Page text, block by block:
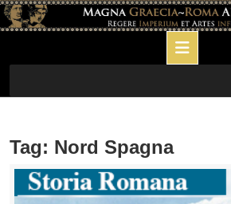
Skip
to
Tag: Nord Spagna